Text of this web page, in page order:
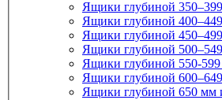
Ящики глубиной
Ящики глубиной
Ящики глубиной
Ящики глубиной
Ящики глубиной 550-
Ящики глубиной
Ящики глубиной 650 мм